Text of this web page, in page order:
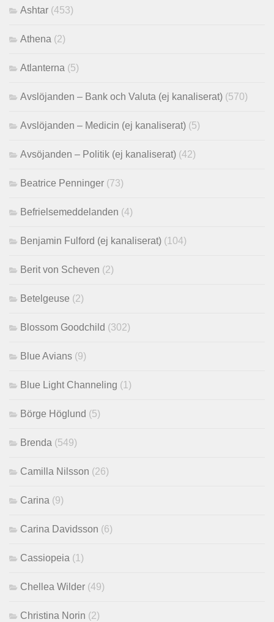
Ashtar (453)
Athena (2)
Atlanterna (5)
Avslöjanden – Bank och Valuta (ej kanaliserat) (570)
Avslöjanden – Medicin (ej kanaliserat) (5)
Avsöjanden – Politik (ej kanaliserat) (42)
Beatrice Penninger (73)
Befrielsemeddelanden (4)
Benjamin Fulford (ej kanaliserat) (104)
Berit von Scheven (2)
Betelgeuse (2)
Blossom Goodchild (302)
Blue Avians (9)
Blue Light Channeling (1)
Börge Höglund (5)
Brenda (549)
Camilla Nilsson (26)
Carina (9)
Carina Davidsson (6)
Cassiopeia (1)
Chellea Wilder (49)
Christina Norin (2)